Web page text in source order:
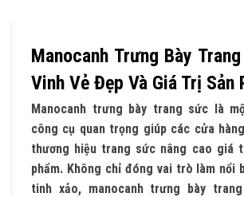
Manocanh Trưng Bày
Vinh Vẻ Đẹp Và Giá Trị Sản
Manocanh trưng bày trang sức là
công cụ quan trọng giúp các cửa
thương hiệu trang sức nâng cao giá
phẩm. Không chỉ đóng vai trò làm nổi
tinh xảo, manocanh trưng bày